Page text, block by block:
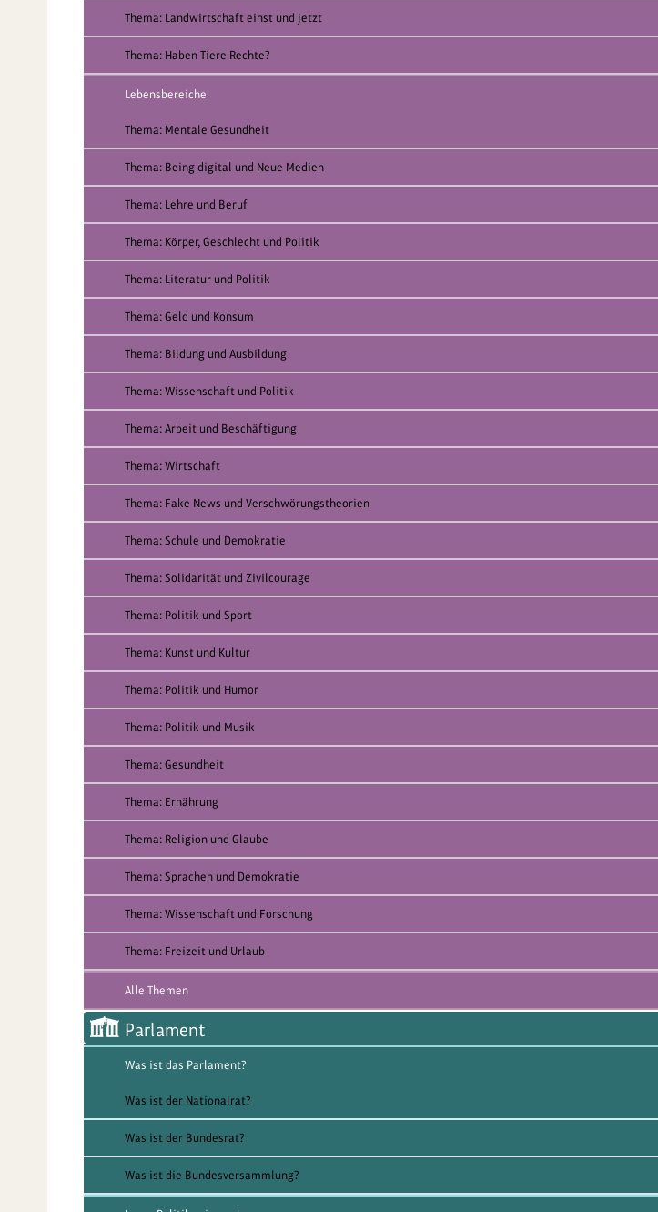
Thema: Landwirtschaft einst und jetzt
Thema: Haben Tiere Rechte?
Lebensbereiche
Thema: Mentale Gesundheit
Thema: Being digital und Neue Medien
Thema: Lehre und Beruf
Thema: Körper, Geschlecht und Politik
Thema: Literatur und Politik
Thema: Geld und Konsum
Thema: Bildung und Ausbildung
Thema: Wissenschaft und Politik
Thema: Arbeit und Beschäftigung
Thema: Wirtschaft
Thema: Fake News und Verschwörungstheorien
Thema: Schule und Demokratie
Thema: Solidarität und Zivilcourage
Thema: Politik und Sport
Thema: Kunst und Kultur
Thema: Politik und Humor
Thema: Politik und Musik
Thema: Gesundheit
Thema: Ernährung
Thema: Religion und Glaube
Thema: Sprachen und Demokratie
Thema: Wissenschaft und Forschung
Thema: Freizeit und Urlaub
Alle Themen
Parlament
Was ist das Parlament?
Was ist der Nationalrat?
Was ist der Bundesrat?
Was ist die Bundesversammlung?